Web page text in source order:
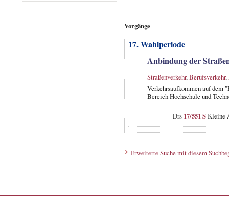
Vorgänge
17. Wahlperiode
Anbindung der
Straßenverkehr,Berufsverkehr,
Verkehrsaufkommen auf dem
Bereich Hochschule und
Drs 17/551 SKleine
Erweiterte Suche mit diesem